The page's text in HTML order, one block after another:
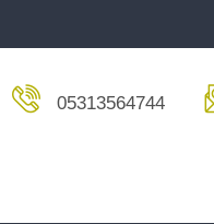
05313564744